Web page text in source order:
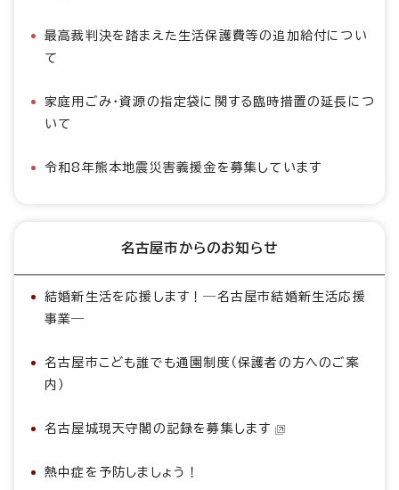
最高裁判決を踏まえた生活保護費等の追加給付につい
て
家庭用ごみ・資源の指定袋に関する臨時措置の延長につ
いて
令和8年熊本地震災害義援金を募集しています
名古屋市からのお知らせ
結婚新生活を応援します！―名古屋市結婚新生活応援
事業―
名古屋市こども誰でも通園制度（保護者の方へのご案
内）
名古屋城現天守閣の記録を募集します
熱中症を予防しましょう！